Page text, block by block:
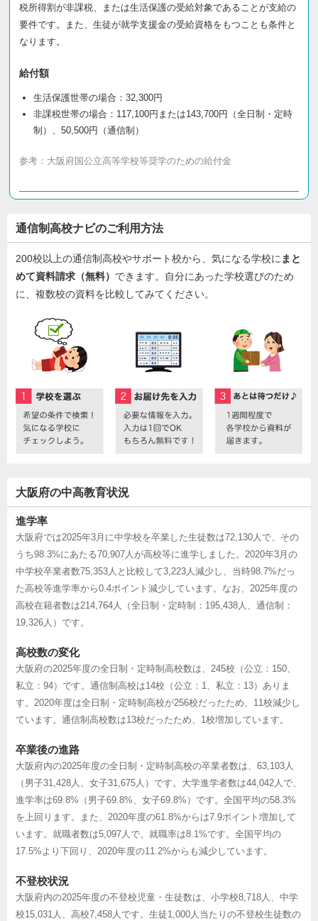
税所得割が非課税、または生活保護の受給対象であることが支給の
要件です。また、生徒が就学支援金の受給資格をもつことも条件と
なります。
給付額
生活保護世帯の場合：32,300円
非課税世帯の場合：117,100円または143,700円（全日制・定時
制）、50,500円（通信制）
参考： 大阪府国公立高等学校等奨学のための給付金
通信制高校ナビのご利用方法
200校以上の通信制高校やサポート校から、気になる学校に まと
めて資料請求（無料） できます。自分にあった学校選びのため
に、複数校の資料を比較してみてください。
大阪府の中高教育状況
進学率
大阪府では2025年3月に中学校を卒業した生徒数は72,130人で、その
うち98.3%にあたる70,907人が高校等に進学しました。2020年3月の
中学校卒業者数75,353人と比較して3,223人減少し、当時98.7%だっ
た高校等進学率から0.4ポイント減少しています。なお、2025年度の
高校在籍者数は214,764人（全日制・定時制：195,438人、通信制：
19,326人）です。
高校数の変化
大阪府の2025年度の全日制・定時制高校数は、245校（公立：150、
私立：94）です。通信制高校は14校（公立：1、私立：13）ありま
す。2020年度は全日制・定時制高校が256校だったため、11校減少し
ています。通信制高校数は13校だったため、1校増加しています。
卒業後の進路
大阪府内の2025年度の全日制・定時制高校の卒業者数は、63,103人
（男子31,428人、女子31,675人）です。大学進学者数は44,042人で、
進学率は69.8%（男子69.8%、女子69.8%）です。全国平均の58.3%
を上回ります。また、2020年度の61.8%からは7.9ポイント増加して
います。就職者数は5,097人で、就職率は8.1%です。全国平均の
17.5%より下回り、2020年度の11.2%からも減少しています。
不登校状況
大阪府内の2025年度の不登校児童・生徒数は、小学校8,718人、中学
校15,031人、高校7,458人です。生徒1,000人当たりの不登校生徒数の